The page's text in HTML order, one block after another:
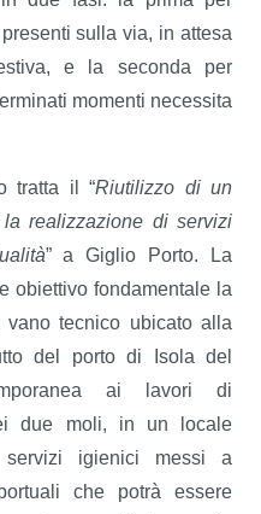
sulla via, in attesa
e la seconda per
momenti necessita
tratta il “Riutilizzo di un
realizzazione di servizi
” a Giglio Porto. La
obiettivo fondamentale la
vano tecnico ubicato alla
del porto di Isola del
ai lavori di
due moli, in un locale
igienici messi a
che potrà essere